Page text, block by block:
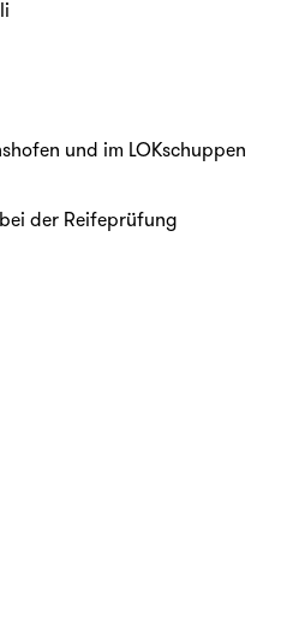
und im LOKschuppen
der Reifeprüfung